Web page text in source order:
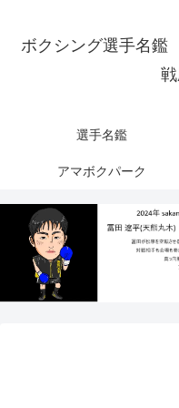
ボクシング選手名
選手名鑑
アマボクパーク